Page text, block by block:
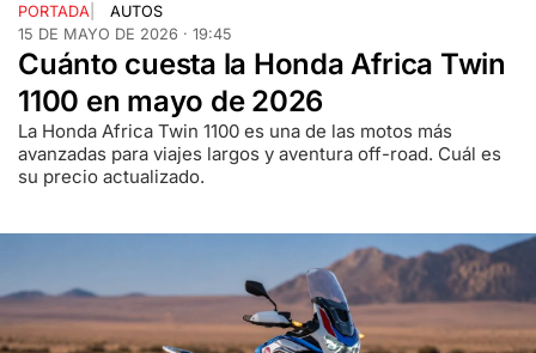
PORTADA
AUTOS
15 DE MAYO DE 2026 · 19:45
Cuánto cuesta la Honda Africa Twin
1100 en mayo de 2026
La Honda Africa Twin 1100 es una de las motos más
avanzadas para viajes largos y aventura off-road. Cuál es
su precio actualizado.